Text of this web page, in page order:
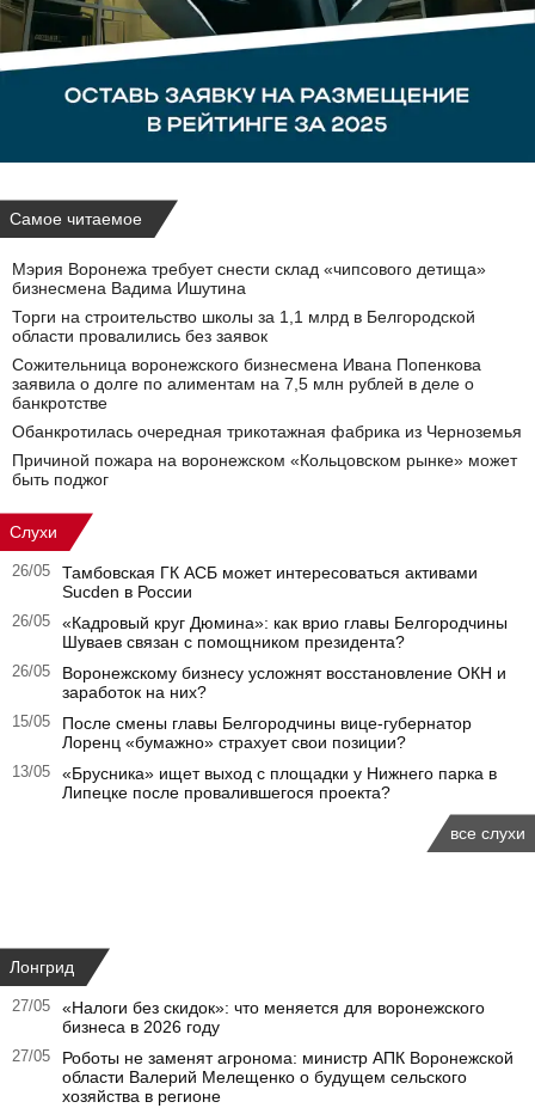
Самое читаемое
Мэрия Воронежа требует снести склад «чипсового детища»
бизнесмена Вадима Ишутина
Торги на строительство школы за 1,1 млрд в Белгородской
области провалились без заявок
Сожительница воронежского бизнесмена Ивана Попенкова
заявила о долге по алиментам на 7,5 млн рублей в деле о
банкротстве
Обанкротилась очередная трикотажная фабрика из Черноземья
Причиной пожара на воронежском «Кольцовском рынке» может
быть поджог
Слухи
26/05
Тамбовская ГК АСБ может интересоваться активами
Sucden в России
26/05
«Кадровый круг Дюмина»: как врио главы Белгородчины
Шуваев связан с помощником президента?
26/05
Воронежскому бизнесу усложнят восстановление ОКН и
заработок на них?
15/05
После смены главы Белгородчины вице-губернатор
Лоренц «бумажно» страхует свои позиции?
13/05
«Брусника» ищет выход с площадки у Нижнего парка в
Липецке после провалившегося проекта?
все слухи
Лонгрид
27/05
«Налоги без скидок»: что меняется для воронежского
бизнеса в 2026 году
27/05
Роботы не заменят агронома: министр АПК Воронежской
области Валерий Мелещенко о будущем сельского
хозяйства в регионе